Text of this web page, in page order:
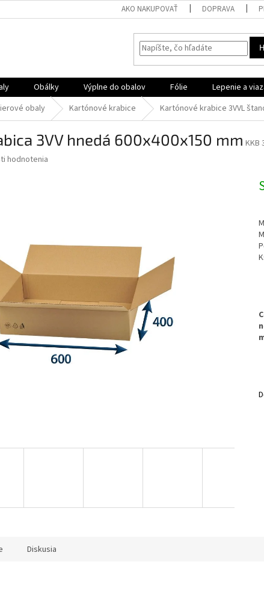
AKO NAKUPOVAŤ DOPRAVA
Obálky Výplne do obalov Fólie Lepenie a
obaly Kartónové krabice Kartónové krabice 3VVL
3VV hnedá 600x400x150 mm KKB
hodnotenia
Diskusia